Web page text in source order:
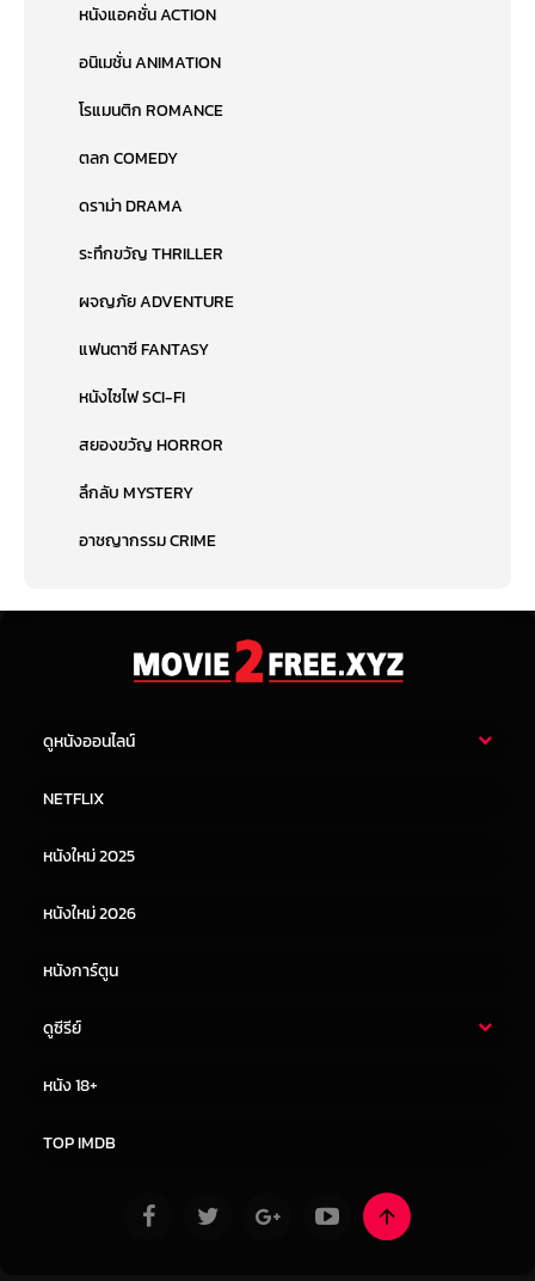
หนังแอคชั่น ACTION
อนิเมชั่น ANIMATION
โรแมนติก ROMANCE
ตลก COMEDY
ดราม่า DRAMA
ระทึกขวัญ THRILLER
ผจญภัย ADVENTURE
แฟนตาซี FANTASY
หนังไซไฟ SCI-FI
สยองขวัญ HORROR
ลึกลับ MYSTERY
อาชญากรรม CRIME
ดูหนังออนไลน์
หนังจีน
NETFLIX
หนังใหม่ 2025
หนังใหม่ 2026
หนังการ์ตูน
ดูซีรีย์
หนัง 18+
TOP IMDB